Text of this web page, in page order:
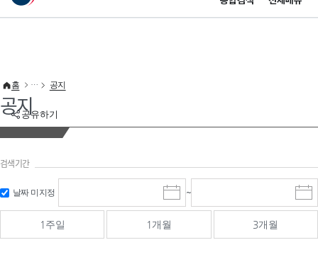
이 누리집은 대한민국 공식 전자정부 누리집입니다.
공유하기
홈 공지
공지
검색기간
날짜 미지정
시
작
일
선
~
종
료
선
1주일 1개월 3개월